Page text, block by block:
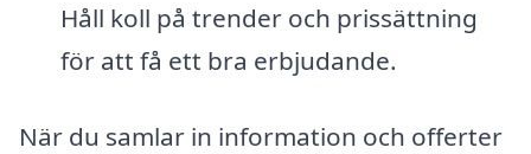
Håll koll på trender och prissättning
för att få ett bra erbjudande.
När du samlar in information och offerter